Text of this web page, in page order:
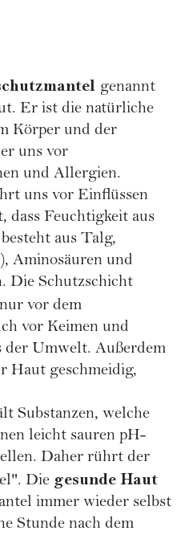
genannt
Er ist die natürliche
Körper und der
uns vor
und Allergien.
uns vor Einflüssen
dass Feuchtigkeit aus
aus Talg,
Aminosäuren und
Die Schutzschicht
vor dem
vor Keimen und
der Umwelt. Außerdem
Haut geschmeidig,
Substanzen, welche
leicht sauren pH-
Daher rührt der
Die gesunde Haut
immer wieder selbst
Stunde nach dem